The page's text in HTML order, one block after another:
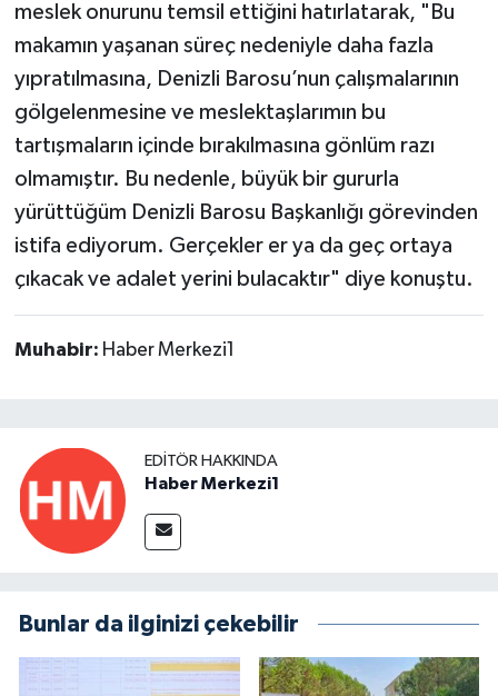
meslek onurunu temsil ettiğini hatırlatarak, "Bu
makamın yaşanan süreç nedeniyle daha fazla
yıpratılmasına, Denizli Barosu’nun çalışmalarının
gölgelenmesine ve meslektaşlarımın bu
tartışmaların içinde bırakılmasına gönlüm razı
olmamıştır. Bu nedenle, büyük bir gururla
yürüttüğüm Denizli Barosu Başkanlığı görevinden
istifa ediyorum. Gerçekler er ya da geç ortaya
çıkacak ve adalet yerini bulacaktır" diye konuştu.
Muhabir: Haber Merkezi1
EDITÖR HAKKINDA
Haber Merkezi1
Bunlar da ilginizi çekebilir